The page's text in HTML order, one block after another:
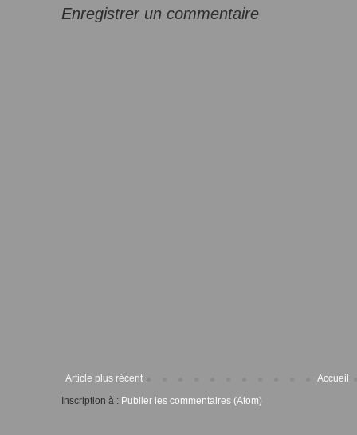
Enregistrer un commentaire
Article plus récent
Accueil
Inscription à : Publier les commentaires (Atom)